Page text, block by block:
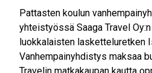
Pattasten koulun
yhteistyössä Saaga Travel
luokkalaisten lasketteluretken
Vanhempainyhdistys maksaa